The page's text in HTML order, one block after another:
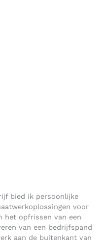
bied ik persoonlijke
voor
het opfrissen van een
van een bedrijfspand
aan de buitenkant van